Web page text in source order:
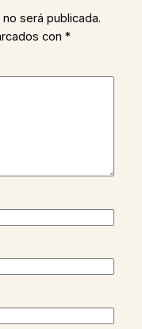
será publicada.
con *